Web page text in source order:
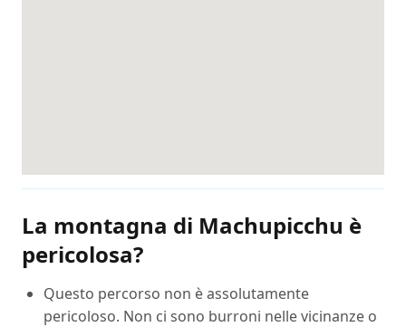
La montagna di Machupicchu è
pericolosa?
Questo percorso non è assolutamente
pericoloso. Non ci sono burroni nelle vicinanze o